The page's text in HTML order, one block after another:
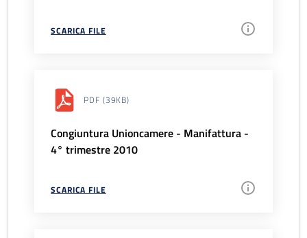
SCARICA FILE
PDF (39KB)
Congiuntura Unioncamere - Manifattura -
4° trimestre 2010
SCARICA FILE